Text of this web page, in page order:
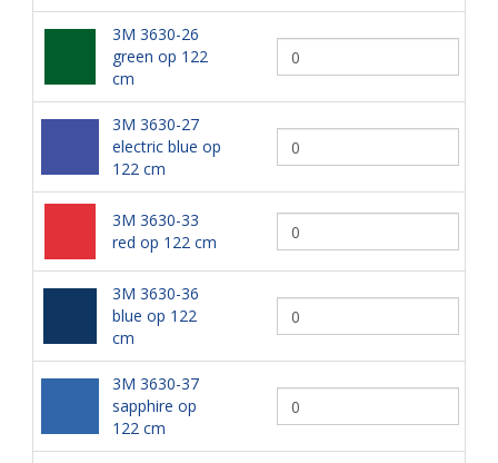
3M 3630-26
green op 122
cm
3M 3630-27
electric blue op
122 cm
3M 3630-33
red op 122 cm
3M 3630-36
blue op 122
cm
3M 3630-37
sapphire op
122 cm